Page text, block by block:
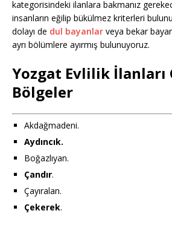
kategorisindeki ilanlara bakmanız
insanların eğilip bükülmez kriterleri
dolayı de dul bayanlar veya bekar
ayrı bölümlere ayırmış bulunuyoruz.
Yozgat Evlilik İlanları
Bölgeler
Akdağmadeni.
Aydıncık.
Boğazlıyan.
Çandır.
Çayıralan.
Çekerek.